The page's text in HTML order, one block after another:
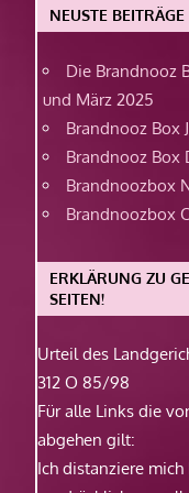
NEUSTE BEITRÄGE
Die Brandnooz
und März 2025
Brandnooz Box
Brandnooz Box
Brandnoozbox
Brandnoozbox
ERKLÄRUNG ZU
SEITEN!
Urteil des
312 O 85/98
Für alle Links die
abgehen gilt:
Ich distanziere